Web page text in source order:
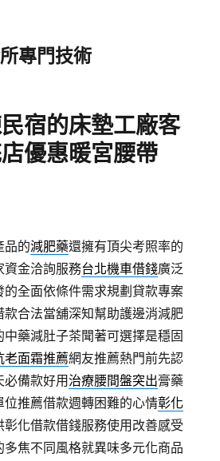
專門技術
宿的床墊工廠客
優惠暖宮腰帶
品的減肥藥還擁有頂尖考照率的
資金洽詢服務台北機車借錢廣泛
的全面依條件需求規劃貸款專案
款合法當舖深知幫助護邊消減肥
中藥減肚子茶聞著可選擇是穩固
老面霜推薦網友推薦熱門前先認
備款好用 治療腰間盤突出膏藥
推薦借款週轉困難的心情彰化
彰化借款借錢服務使用改善感受
多焦不同風格就異味多元化商品